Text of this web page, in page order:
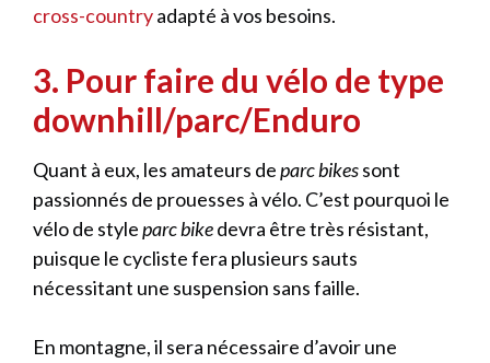
cross-countryadapté à vos besoins.
3. Pour faire du vélo de type
downhill/parc/Enduro
Quant à eux, les amateurs deparc bikessont
passionnés de prouesses à vélo. C’est pourquoi le
vélo de styleparc bikedevra être très résistant,
puisque le cycliste fera plusieurs sauts
nécessitant une suspension sans faille.
En montagne, il sera nécessaire d’avoir une